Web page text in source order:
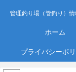
管理釣り場（管釣り）
ホーム
プライバシーポ